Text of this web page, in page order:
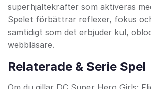
superhjältekrafter som aktiveras
Spelet förbättrar reflexer, fokus
samtidigt som det erbjuder kul,
webbläsare.
Relaterade & Serie Spel